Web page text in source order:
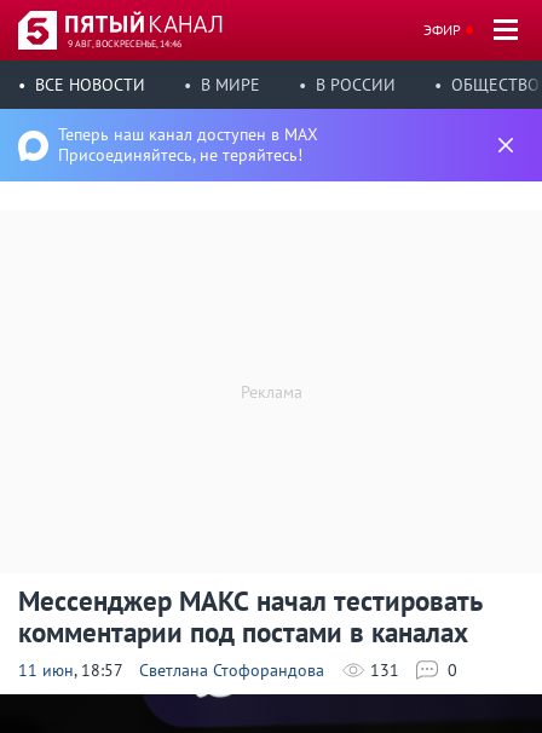
9 АВГ, ВОСКРЕСЕНЬЕ, 14:46
ЭФИР
ВСЕ НОВОСТИ В МИРЕ В РОССИИ ОБЩЕСТВО
Теперь наш канал доступен в MAX
Присоединяйтесь, не теряйтесь!
Мессенджер МАКС начал тестировать
комментарии под постами в каналах
11 июн, 18:57 Светлана Стофорандова 131 0